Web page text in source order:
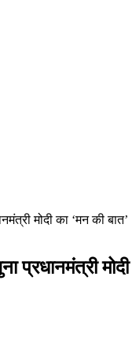
मोदी का ‘मन की बात’
प्रधानमंत्री मोदी